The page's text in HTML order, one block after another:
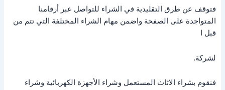
فتوقف عن طرق التقليدية في الشراء للتواصل عبر أرقامنا
المتواجدة على الصفحة واضمن مهام الشراء المختلفة التي تتم من
قبل ا
لشركة.
فنقوم بشراء الاثاث المستعمل وشراء الأجهزة الكهربائية وشراء